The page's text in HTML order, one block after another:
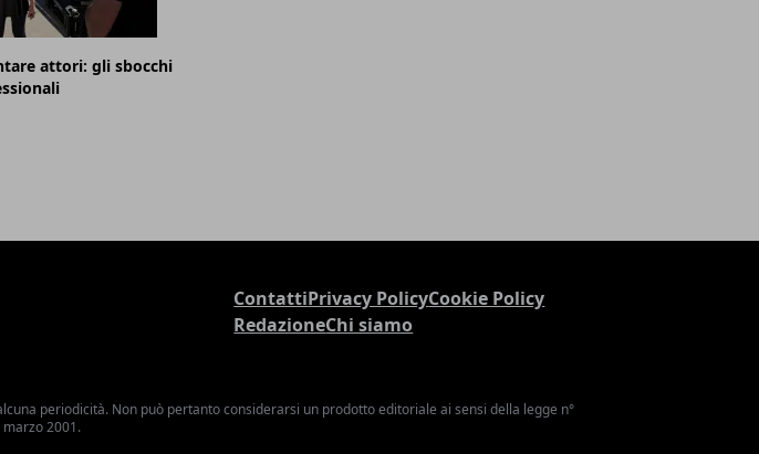
attori: gli sbocchi
ContattiPrivacy PolicyCookie Policy
RedazioneChi siamo
periodicità. Non può pertanto considerarsi un prodotto editoriale ai sensi della legge n°
2001.